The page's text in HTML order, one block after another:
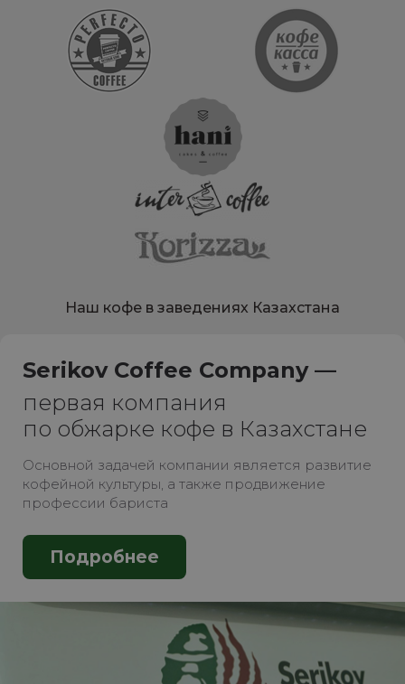
Наш кофе в заведениях Казахстана
Serikov Coffee Company —
первая компания
по обжарке кофе в Казахстане
Основной задачей компании является развитие
кофейной культуры, а также продвижение
профессии бариста
Подробнее